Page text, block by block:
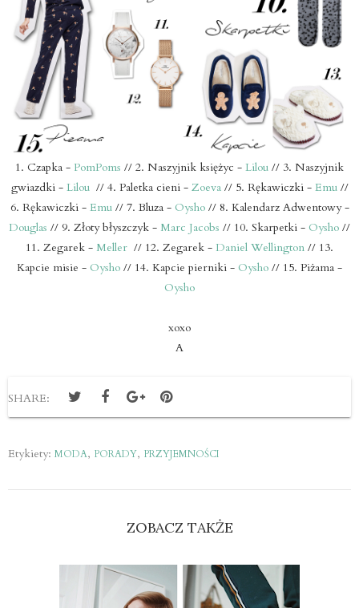
1. Czapka - PomPoms // 2. Naszyjnik księżyc - Lilou // 3. Naszyjnik
gwiazdki - Lilou// 4. Paletka cieni - Zoeva// 5. Rękawiczki - Emu//
6. Rękawiczki - Emu// 7. Bluza - Oysho// 8. Kalendarz Adwentowy -
Douglas // 9. Złoty błyszczyk - Marc Jacobs // 10. Skarpetki - Oysho //
11. Zegarek - Meller // 12. Zegarek - Daniel Wellington // 13.
Kapcie misie - Oysho // 14. Kapcie pierniki - Oysho // 15. Piżama -
Oysho
xoxo
A
SHARE:
Etykiety: MODA, PORADY, PRZYJEMNOŚCI
ZOBACZ TAKŻE